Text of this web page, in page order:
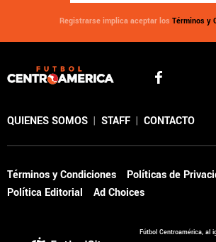
Registrarse implica aceptar los Términos y
QUIENES SOMOS | STAFF | CONTACTO
Términos y Condiciones
Políticas de
Política Editorial
Ad Choices
Fútbol Centroamérica, al